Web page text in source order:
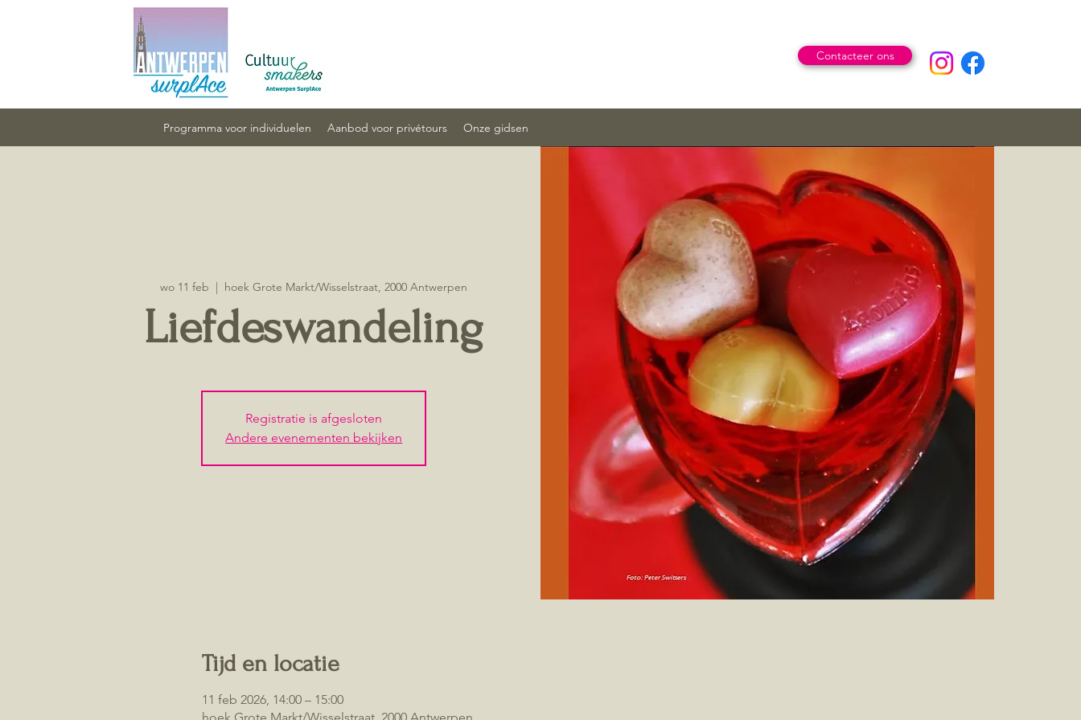
Contacteer ons
Programma voor individuelen Aanbod voor privétours Onze gidsen
wo 11 feb
  |
hoek Grote Markt/Wisselstraat, 2000 Antwerpen
Liefdeswandeling
Registratie is afgesloten
Andere evenementen bekijken
Tijd en locatie
11 feb 2026, 14:00 – 15:00
hoek Grote Markt/Wisselstraat, 2000 Antwerpen